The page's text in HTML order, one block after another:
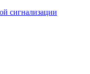
сигнализации